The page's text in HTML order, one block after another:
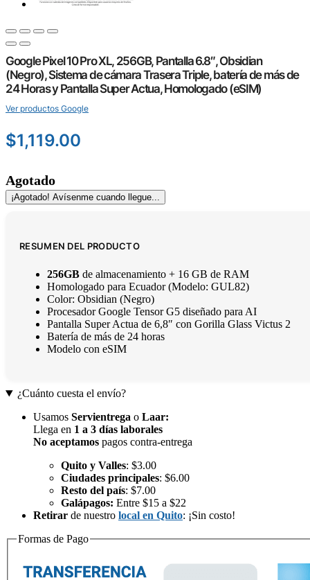
Google Pixel 10 Pro XL, 256GB, Pantalla 6.8″, Obsidian
(Negro), Sistema de cámara Trasera Triple, batería de más de
24 Horas y Pantalla Super Actua, Homologado (eSIM)
Ver productos Google
$1,119.00
Agotado
¡Agotado! Avísenme cuando llegue...
RESUMEN DEL PRODUCTO
256GB de almacenamiento + 16 GB de RAM
Homologado para Ecuador (Modelo: GUL82)
Color: Obsidian (Negro)
Procesador Google Tensor G5 diseñado para AI
Pantalla Super Actua de 6,8″ con Gorilla Glass Victus 2
Batería de más de 24 horas
Modelo con eSIM
¿Cuánto cuesta el envío?
Usamos Servientrega o Laar:
Llega en 1 a 3 días laborales
No aceptamos pagos contra-entrega
Quito y Valles: $3.00
Ciudades principales: $6.00
Resto del país: $7.00
Galápagos: Entre $15 a $22
Retirar de nuestro local en Quito: ¡Sin costo!
Formas de Pago